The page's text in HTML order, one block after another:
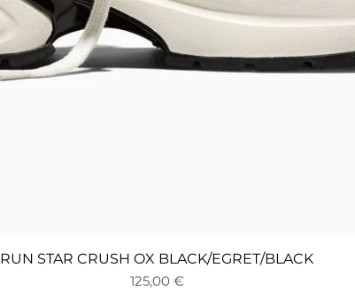
Бърз преглед
RUN STAR CRUSH OX BLACK/EGRET/BLACK
Цена
125,00 €